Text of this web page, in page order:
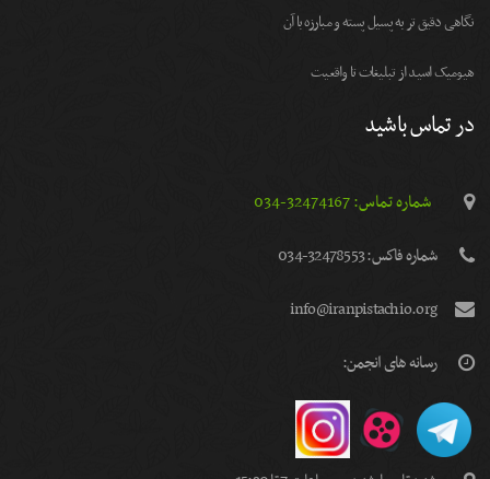
نگاهی دقیق تر به پسیل پسته و مبارزه با آن
هیومیک اسید از تبلیغات تا واقعیت
در تماس باشید
شماره تماس: 32474167-034
شماره فاكس: 32478553-034
info@iranpistachio.org
رسانه های انجمن: